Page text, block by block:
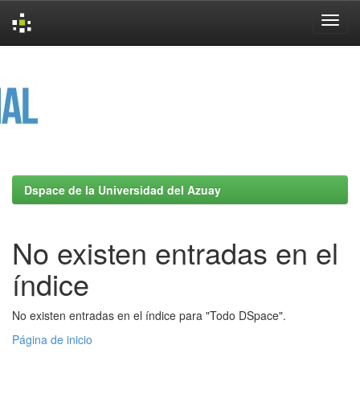
Dspace de la Universidad del Azuay
No existen entradas en el
índice
No existen entradas en el índice para "Todo DSpace".
Página de inicio